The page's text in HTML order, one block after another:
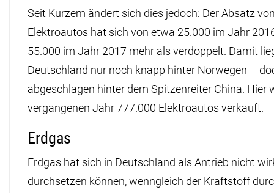
Seit Kurzem ändert sich dies jedoch: Der Absatz
Elektroautos hat sich von etwa 25.000 im Jahr
55.000 im Jahr 2017 mehr als verdoppelt. Damit
Deutschland nur noch knapp hinter Norwegen –
abgeschlagen hinter dem Spitzenreiter China. Hier
vergangenen Jahr 777.000 Elektroautos verkauft.
Erdgas
Erdgas hat sich in Deutschland als Antrieb nicht
durchsetzen können, wenngleich der Kraftstoff